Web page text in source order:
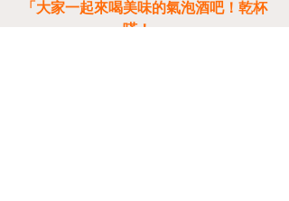
「大家一起來喝美味的氣泡酒吧！乾杯
喏！」